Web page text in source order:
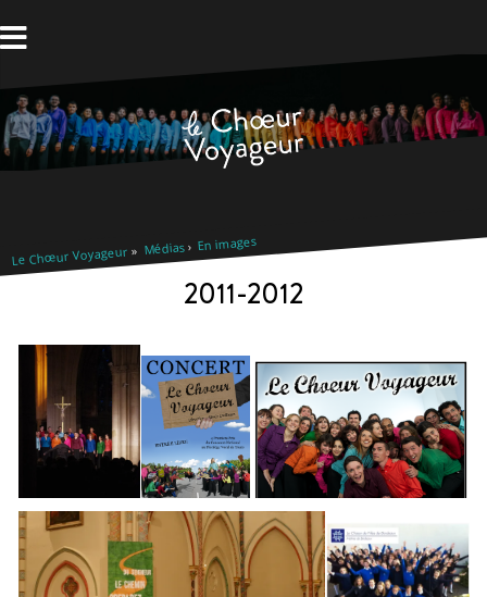
au
Le Chœur Voyageur Médias En images
2011-2012